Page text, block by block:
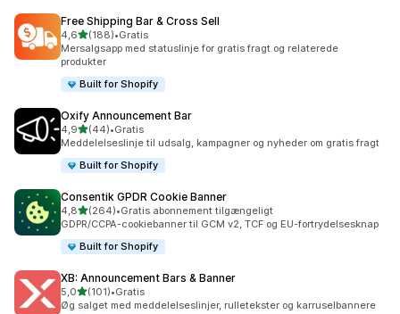
Free Shipping Bar & Cross Sell
4,6ud af 5 stjerner
(188)
188 anmeldelser i alt
•Gratis
Mersalgsapp med statuslinje for gratis fragt og relaterede
produkter
Built for Shopify
Oxify Announcement Bar
4,9ud af 5 stjerner
(44)
44 anmeldelser i alt
•Gratis
Meddelelseslinje til udsalg, kampagner og nyheder om gratis fragt
Built for Shopify
Consentik GPDR Cookie Banner
4,8ud af 5 stjerner
(264)
264 anmeldelser i alt
•Gratis abonnement tilgængeligt
GDPR/CCPA-cookiebanner til GCM v2, TCF og EU-fortrydelsesknap
Built for Shopify
XB: Announcement Bars & Banner
5,0ud af 5 stjerner
(101)
101 anmeldelser i alt
•Gratis
Øg salget med meddelelseslinjer, rulletekster og karruselbannere